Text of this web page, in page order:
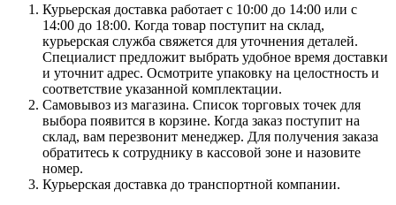
Курьерская доставка работает с 10:00 до 14:00 или с
14:00 до 18:00. Когда товар поступит на склад,
курьерская служба свяжется для уточнения деталей.
Специалист предложит выбрать удобное время доставки
и уточнит адрес. Осмотрите упаковку на целостность и
соответствие указанной комплектации.
Самовывоз из магазина. Список торговых точек для
выбора появится в корзине. Когда заказ поступит на
склад, вам перезвонит менеджер. Для получения заказа
обратитесь к сотруднику в кассовой зоне и назовите
номер.
Курьерская доставка до транспортной компании.